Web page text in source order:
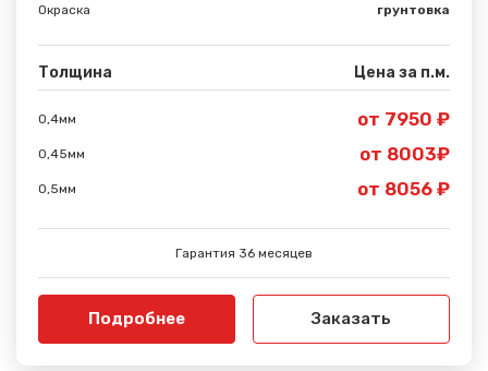
Окраска
грунтовка
Толщина Цена за п.м.
0,4мм от 7950 ₽
0,45мм от 8003₽
0,5мм от 8056 ₽
Гарантия 36 месяцев
Подробнее Заказать